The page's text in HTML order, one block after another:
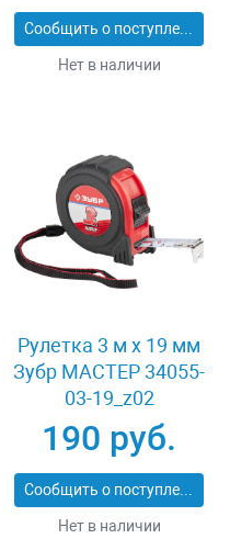
Сообщить о поступлении
Нет в наличии
Рулетка 3 м x 19 мм
Зубр МАСТЕР 34055-
03-19_z02
190 руб.
Сообщить о поступлении
Нет в наличии